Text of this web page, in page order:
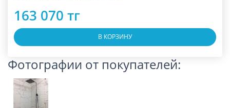
163 070 тг
В КОРЗИНУ
Фотографии от покупателей: